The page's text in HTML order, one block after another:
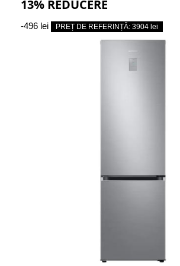
13% REDUCERE
-496 lei PREȚ DE REFERINȚĂ: 3904 lei